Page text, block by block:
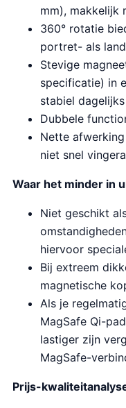
mm), makkelijk
360° rotatie
portret- als
Stevige
specificatie) in
stabiel
Dubbele
Nette
niet snel
Waar het minder in
Niet geschikt
hiervoor
Bij extreem
magnetische
Als je
MagSafe Qi-
lastiger zijn
MagSafe-
Prijs-